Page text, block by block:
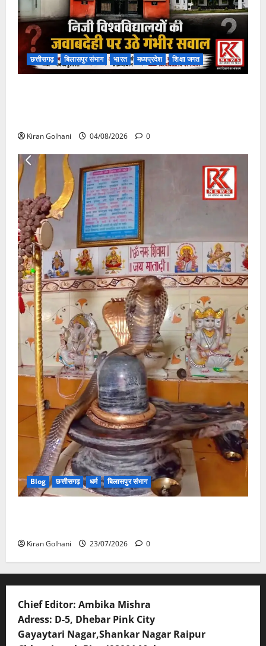
छत्तीसगढ़ बिलासपुर संभाग भारत मध्यप्रदेश शिक्षा जगत
Kiran Golhani 04/08/2026 0
Blog छत्तीसगढ़ धर्म बिलासपुर संभाग
Kiran Golhani 23/07/2026 0
Chief Editor: Ambika Mishra
Adress: D-5, Dhebar Pink City
Gayaytari Nagar,Shankar Nagar Raipur